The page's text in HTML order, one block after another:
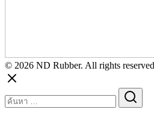
© 2026 ND Rubber. All rights
for: